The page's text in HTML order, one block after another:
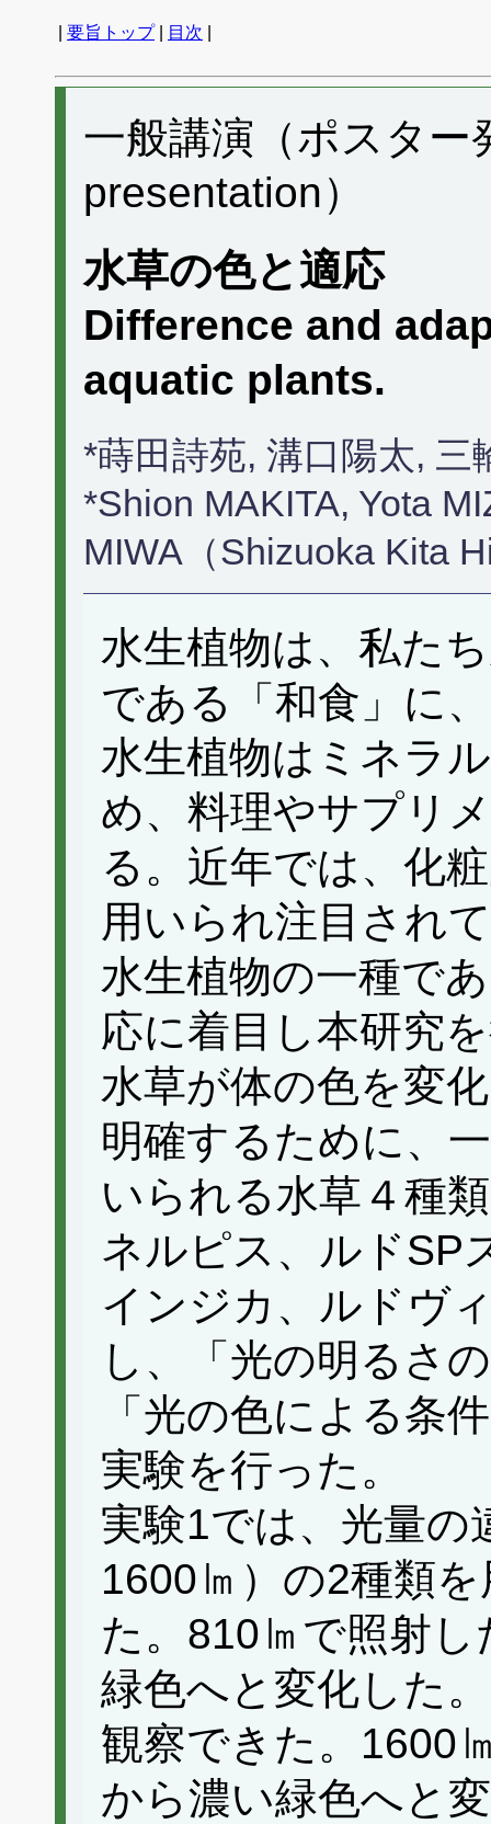
要旨トップ| 目次
一般講演（ポスタ
presentation）
水草の色と適応
Difference and
aquatic plants.
*蒔田詩苑, 溝口陽太, 三
*Shion MAKITA, Yota
MIWA（Shizuoka Kita
水生植物は、私た
である「和食」に
水生植物はミネラ
め、料理やサプリ
る。近年では、化
用いられ注目され
水生植物の一種で
応に着目し本研究
水草が体の色を変
明確するために、
いられる水草４種
ネルピス、ルドSP
インジカ、ルドヴ
し、「光の明るさ
「光の色による条
実験を行った。
実験1では、光量の
1600㏐）の2種類
た。810㏐で照射
緑色へと変化した
観察できた。1600
から濃い緑色へと